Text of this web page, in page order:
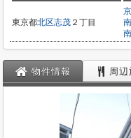
東京都北区志茂 ２丁目
物件情報 周